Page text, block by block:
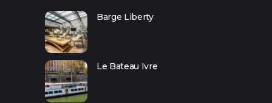
Barge Liberty
Le Bateau Ivre